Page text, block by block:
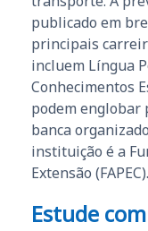
publicado em
principais
incluem Língua
Conhecimentos
podem englobar
banca
instituição é a
Extensão (FAPEC).
Estude